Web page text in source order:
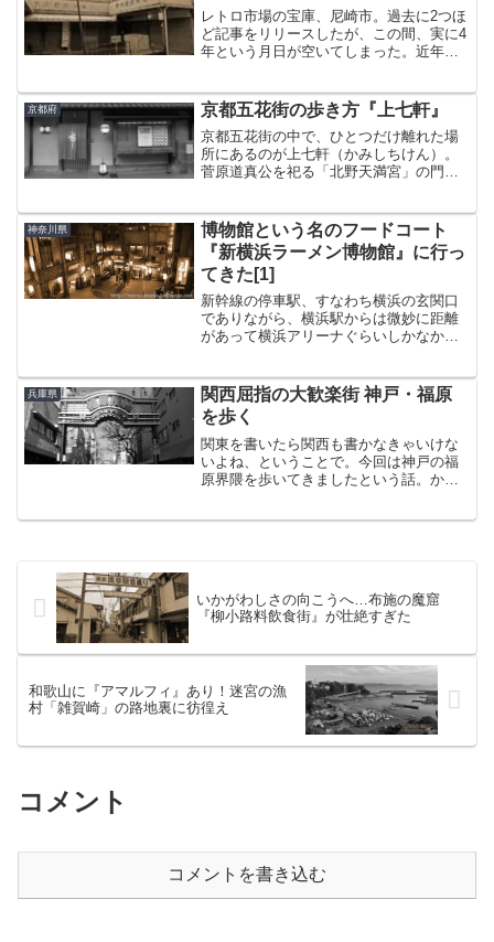
レトロ市場の宝庫、尼崎市。過去に2つほ
ど記事をリリースしたが、この間、実に4
年という月日が空いてしまった。近年、
った。こりゃぐずぐずしてる暇はない
な・・と、意を決して短...
京都府 京都五花街の歩き方『上七軒』
京都五花街の中で、ひとつだけ離れた場
所にあるのが上七軒（かみしちけん）。
菅原道真公を祀る「北野天満宮」の門前
焼失した際、その再建で残った木材を使
って七軒の茶屋を建てた。...
神奈川県
博物館という名のフードコート
『新横浜ラーメン博物館』に行っ
てきた[1]
新幹線の停車駅、すなわち横浜の玄関口
でありながら、横浜駅からは微妙に距離
があって横浜アリーナぐらいしかなかな
神奈川が誇るフードテーマパーク、『新
横浜ラーメン博物館』がある...
兵庫県
関西屈指の大歓楽街 神戸・福原
を歩く
関東を書いたら関西も書かなきゃいけな
いよね、ということで。今回は神戸の福
原界隈を歩いてきましたという話。かつ
いかがわしさの向こうへ…布施の魔窟
『柳小路料飲食街』が壮絶すぎた
和歌山に『アマルフィ』あり！迷宮の漁
村「雑賀崎」の路地裏に彷徨え
コメント
コメントを書き込む